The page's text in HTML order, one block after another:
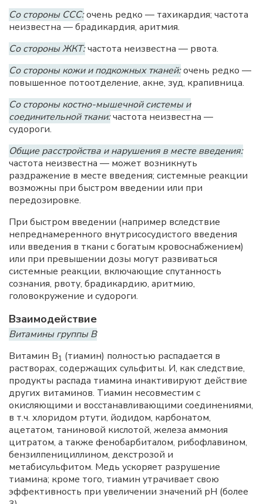
Со стороны ССС:очень редко — тахикардия; частота
неизвестна — брадикардия, аритмия.
Со стороны ЖКТ:частота неизвестна — рвота.
Со стороны кожи и подкожных тканей:очень редко —
повышенное потоотделение, акне, зуд, крапивница.
Со стороны костно-мышечной системы и
соединительной ткани:частота неизвестна —
судороги.
Общие расстройства и нарушения в месте введения:
частота неизвестна — может возникнуть
раздражение в месте введения; системные реакции
возможны при быстром введении или при
передозировке.
При быстром введении (например вследствие
непреднамеренного внутрисосудистого введения
или введения в ткани с богатым кровоснабжением)
или при превышении дозы могут развиваться
системные реакции, включающие спутанность
сознания, рвоту, брадикардию, аритмию,
головокружение и судороги.
Взаимодействие
Витамины группы В
Витамин B1 (тиамин) полностью распадается в
растворах, содержащих сульфиты. И, как следствие,
продукты распада тиамина инактивируют действие
других витаминов. Тиамин несовместим с
окисляющими и восстанавливающими соединениями,
в т.ч. хлоридом ртути, йодидом, карбонатом,
ацетатом, таниновой кислотой, железа аммония
цитратом, а также фенобарбиталом, рибофлавином,
бензилпенициллином, декстрозой и
метабисульфитом. Медь ускоряет разрушение
тиамина; кроме того, тиамин утрачивает свою
эффективность при увеличении значений рН (более